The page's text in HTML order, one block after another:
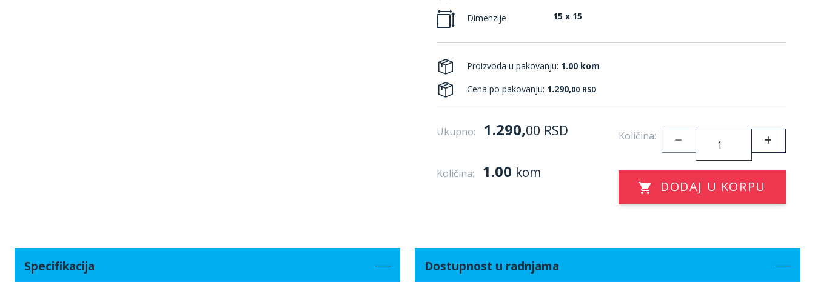
Dimenzije 15 x 15
Proizvoda u pakovanju: 1.00 kom
Cena po pakovanju: 1.290,00 RSD
Ukupno: 1.290,00 RSD Količina:
Količina: 1.00 kom
DODAJ U KORPU
Specifikacija Dostupnost u radnjama